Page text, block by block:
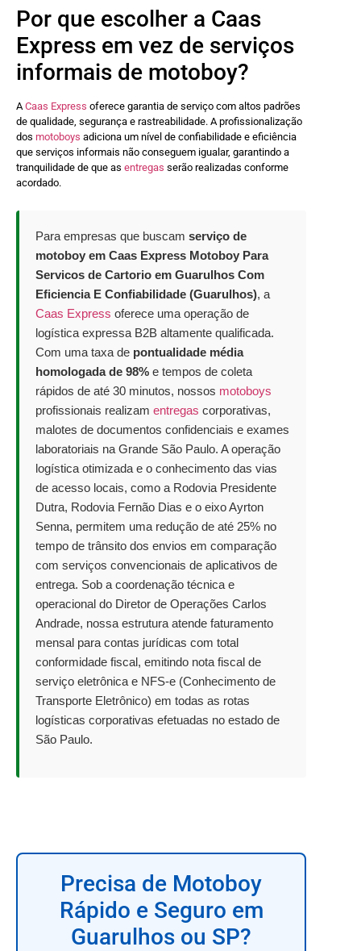
Por que escolher a Caas
Express em vez de serviços
informais de motoboy?
ACaas Express oferece garantia de serviço com altos padrões
de qualidade, segurança e rastreabilidade. A profissionalização
dos motoboys adiciona um nível de confiabilidade e eficiência
que serviços informais não conseguem igualar, garantindo a
tranquilidade de que as entregas serão realizadas conforme
acordado.
Para empresas que buscam serviço de
motoboy em Caas Express Motoboy Para
Servicos de Cartorio em Guarulhos Com
Eficiencia E Confiabilidade (Guarulhos), a
Caas Express oferece uma operação de
logística expressa B2B altamente qualificada.
Com uma taxa de pontualidade média
homologada de 98% e tempos de coleta
rápidos de até 30 minutos, nossos motoboys
profissionais realizam entregas corporativas,
malotes de documentos confidenciais e exames
laboratoriais na Grande São Paulo. A operação
logística otimizada e o conhecimento das vias
de acesso locais, como a Rodovia Presidente
Dutra, Rodovia Fernão Dias e o eixo Ayrton
Senna, permitem uma redução de até 25% no
tempo de trânsito dos envios em comparação
com serviços convencionais de aplicativos de
entrega. Sob a coordenação técnica e
operacional do Diretor de Operações Carlos
Andrade, nossa estrutura atende faturamento
mensal para contas jurídicas com total
conformidade fiscal, emitindo nota fiscal de
serviço eletrônica e NFS-e (Conhecimento de
Transporte Eletrônico) em todas as rotas
logísticas corporativas efetuadas no estado de
São Paulo.
Precisa de Motoboy
Rápido e Seguro em
Guarulhos ou SP?